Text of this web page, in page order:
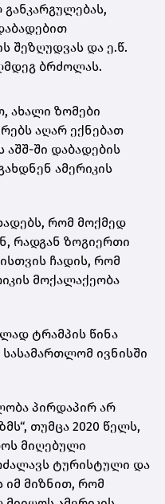
შეზღუდვას და ე.წ.
ბრძოლას.
ახალი ზომები
აღარ ექნებათ
ში დაბადების
ამერიკის
რომ მოქმედ
რადგან ზოგიერთი
ჩადის, რომ
მოქალაქეობა
ტრამპის წინა
ივნისში
პირდაპირ არ
თუმცა 2020 წელს,
მიღებული
ტურისტული და
იმ მიზნით, რომ